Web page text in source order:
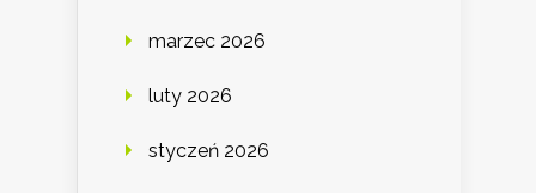
marzec 2026
luty 2026
styczeń 2026